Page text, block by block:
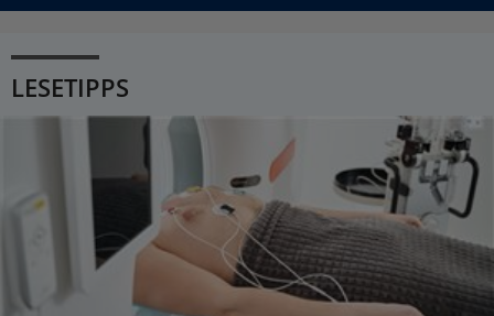
LESETIPPS